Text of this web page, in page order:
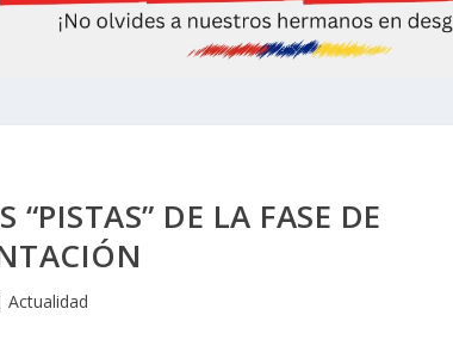
DE LA FASE DE
Actualidad